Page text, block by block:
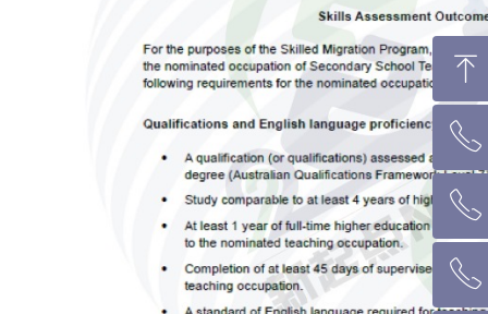
ꁸ
回到顶部
ꂅ
墨尔本热线 1300 039 646
ꂅ
悉 尼 热线 02 9282 9836
ꂅ